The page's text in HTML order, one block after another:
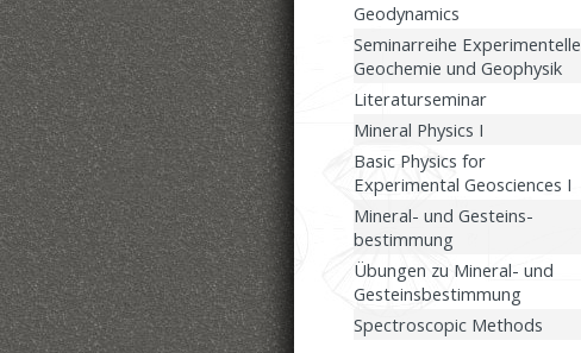
Geodynamics
Seminarreihe Experimentelle
Geochemie und Geophysik
Literaturseminar
Mineral Physics I
Basic Physics for
Experimental Geosciences I
Mineral- und Gesteins-
bestimmung
Übungen zu Mineral- und
Gesteinsbestimmung
Spectroscopic Methods